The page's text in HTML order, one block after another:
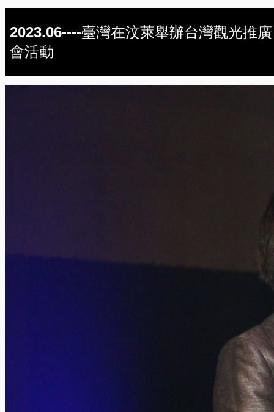
2023.06----臺灣在汶萊舉辦台灣觀光推廣
會活動